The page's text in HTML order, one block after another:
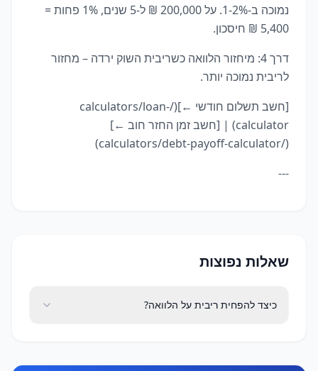
נמוכה ב-1-2%. על 200,000 ₪ ל-5 שנים, 1% פחות =
5,400 ₪ חיסכון.
דרך 4: מיחזור הלוואה כשריבית השוק ירדה – מחזור
לריבית נמוכה יותר.
[חשב תשלום חודשי ←](/calculators/loan-
calculator) | [חשב זמן החזר חוב ←]
(/calculators/debt-payoff-calculator)
---
שאלות נפוצות
כיצד להפחית ריבית על הלוואה?